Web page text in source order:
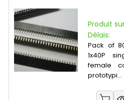
Produit
Délais:
Pack of
1x40P
female
prototypi...